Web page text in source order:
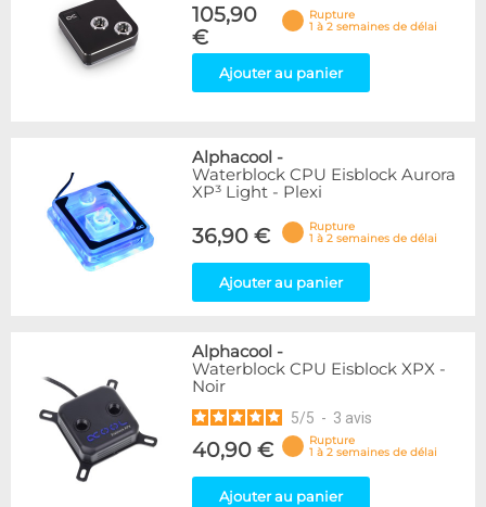
105,90
€
Rupture
1 à 2 semaines de délai
Ajouter au panier
Alphacool -
Waterblock CPU Eisblock Aurora
XP³ Light - Plexi
36,90 €
Rupture
1 à 2 semaines de délai
Ajouter au panier
Alphacool -
Waterblock CPU Eisblock XPX -
Noir
5/5 - 3 avis
40,90 €
Rupture
1 à 2 semaines de délai
Ajouter au panier